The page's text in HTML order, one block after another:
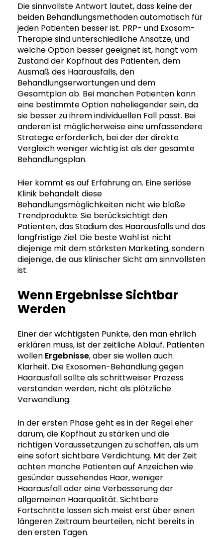
Die sinnvollste Antwort lautet, dass keine der
beiden Behandlungsmethoden automatisch für
jeden Patienten besser ist. PRP- und Exosom-
Therapie sind unterschiedliche Ansätze, und
welche Option besser geeignet ist, hängt vom
Zustand der Kopfhaut des Patienten, dem
Ausmaß des Haarausfalls, den
Behandlungserwartungen und dem
Gesamtplan ab. Bei manchen Patienten kann
eine bestimmte Option naheliegender sein, da
sie besser zu ihrem individuellen Fall passt. Bei
anderen ist möglicherweise eine umfassendere
Strategie erforderlich, bei der der direkte
Vergleich weniger wichtig ist als der gesamte
Behandlungsplan.
Hier kommt es auf Erfahrung an. Eine seriöse
Klinik behandelt diese
Behandlungsmöglichkeiten nicht wie bloße
Trendprodukte. Sie berücksichtigt den
Patienten, das Stadium des Haarausfalls und das
langfristige Ziel. Die beste Wahl ist nicht
diejenige mit dem stärksten Marketing, sondern
diejenige, die aus klinischer Sicht am sinnvollsten
ist.
Wenn Ergebnisse Sichtbar
Werden
Einer der wichtigsten Punkte, den man ehrlich
erklären muss, ist der zeitliche Ablauf. Patienten
wollen Ergebnisse, aber sie wollen auch
Klarheit. Die Exosomen-Behandlung gegen
Haarausfall sollte als schrittweiser Prozess
verstanden werden, nicht als plötzliche
Verwandlung.
In der ersten Phase geht es in der Regel eher
darum, die Kopfhaut zu stärken und die
richtigen Voraussetzungen zu schaffen, als um
eine sofort sichtbare Verdichtung. Mit der Zeit
achten manche Patienten auf Anzeichen wie
gesünder aussehendes Haar, weniger
Haarausfall oder eine Verbesserung der
allgemeinen Haarqualität. Sichtbare
Fortschritte lassen sich meist erst über einen
längeren Zeitraum beurteilen, nicht bereits in
den ersten Tagen.